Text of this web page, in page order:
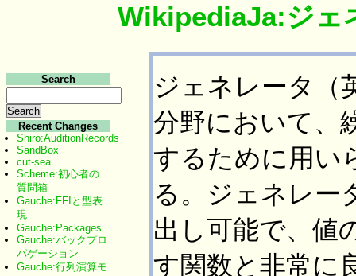
WikipediaJa:ジェ
ジェネレータ（
分野において、
するために用い
る。ジェネレー
出し可能で、値
す関数と非常に
Search
Recent Changes
Shiro:AuditionRecords
SandBox
cut-sea
Scheme:初心者の
質問箱
Gauche:FFIと型表
現
Gauche:Packages
Gauche:バックプロ
パゲーション
Gauche:行列演算モ